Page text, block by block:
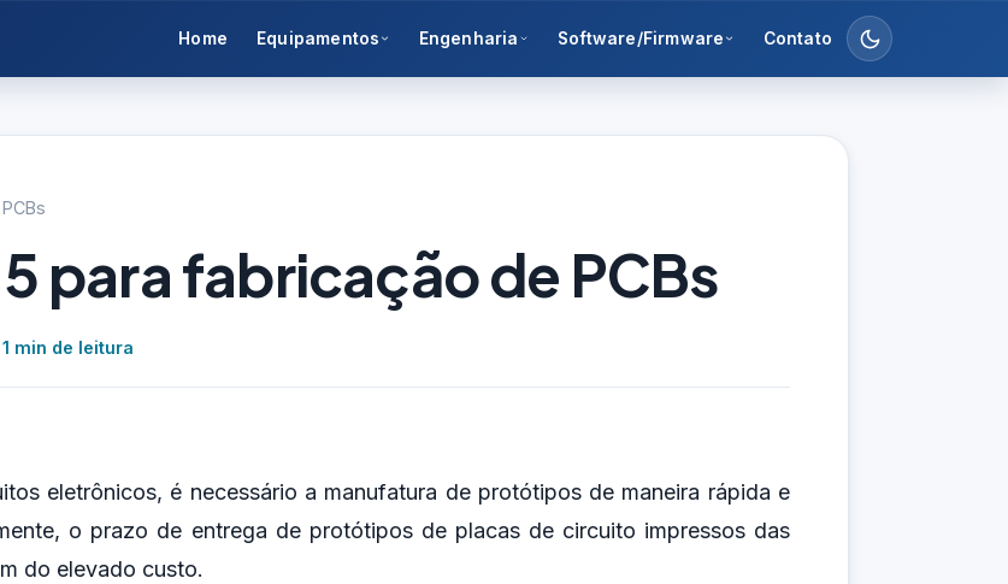
Home Equipamentos Engenharia Software/Firmware Contato
para fabricação de PCBs
1 min de leitura
eletrônicos, é necessário a manufatura de protótipos de maneira rápida e
o prazo de entrega de protótipos de placas de circuito impressos das
do elevado custo.